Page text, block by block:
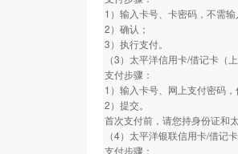
1）输入卡号、卡密码，不需
2）确认；
3）执行支付。
（3）太平洋信用卡/借记卡（
支付步骤：
1）输入卡号、网上支付密码
2）提交。
首次支付前，请您持身份证和
（4）太平洋银联信用卡/借记
支付步骤：